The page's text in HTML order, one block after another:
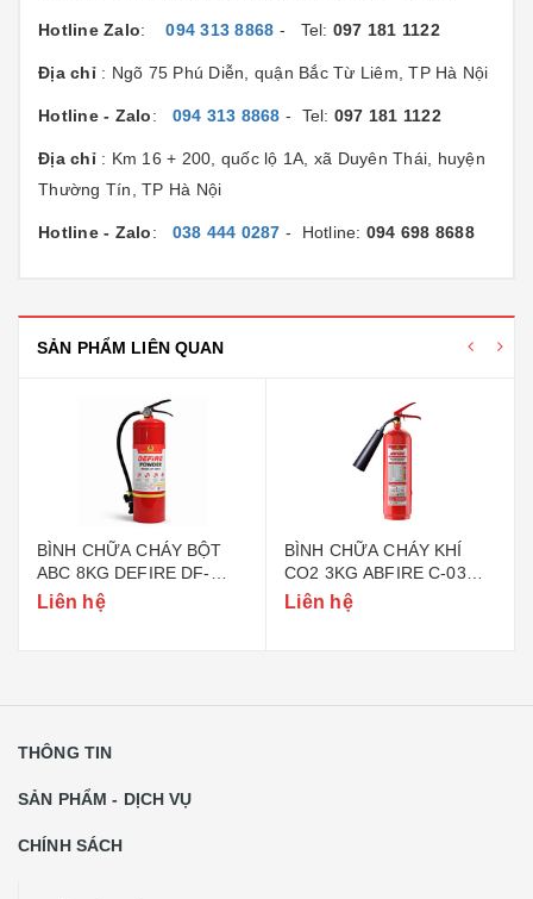
Hotline Zalo:094 313 8868 - Tel: 097 181 1122
Địa chỉ : Ngõ 75 Phú Diễn, quận Bắc Từ Liêm, TP Hà Nội
Hotline - Zalo: 094 313 8868 - Tel: 097 181 1122
Địa chỉ : Km 16 + 200, quốc lộ 1A, xã Duyên Thái, huyện
Thường Tín, TP Hà Nội
Hotline - Zalo: 038 444 0287 - Hotline: 094 698 8688
SẢN PHẨM LIÊN QUAN
BÌNH CHỮA CHÁY BỘT
ABC 8KG DEFIRE DF-
ABC8 (BỘ CÔNG AN)
Liên hệ
BÌNH CHỮA CHÁY KHÍ
CO2 3KG ABFIRE C-03
(TEM BỘ CÔNG AN)
Liên hệ
THÔNG TIN
SẢN PHẨM - DỊCH VỤ
CHÍNH SÁCH